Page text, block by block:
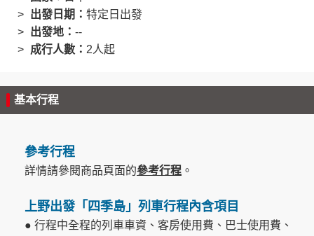
出發日期： 特定日出發
出發地： --
成行人數： 2人起
基本行程
參考行程
詳情請參閱商品頁面的參考行程 。
上野出發「四季島」列車行程內含項目
● 行程中全程的列車車資、客房使用費、巴士使用費、